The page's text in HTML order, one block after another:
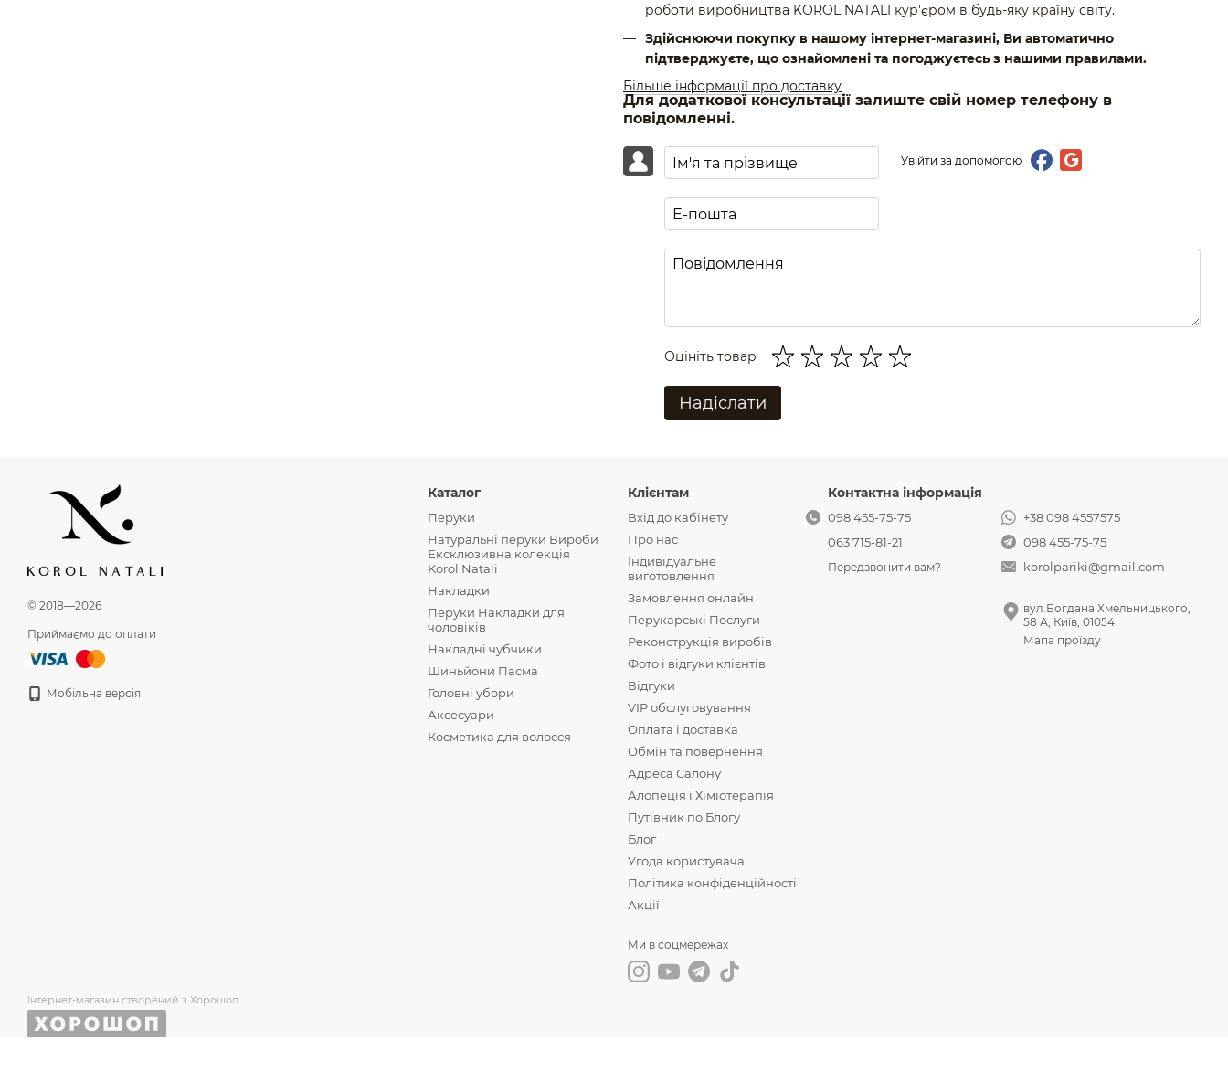
роботи виробництва KOROL NATALI кур'єром в будь-яку країну світу.
Здійснюючи покупку в нашому інтернет-магазині, Ви автоматично
підтверджуєте, що ознайомлені та погоджуєтесь з нашими правилами.
Більше інформації про доставку
Для додаткової консультації залиште свій номер телефону в
повідомленні.
Увійти за допомогою
Оцініть товар
Надіслати
© 2018—2026
Приймаємо до оплати
Мобільна версія
Інтернет-магазин створений з Хорошоп
Каталог
Перуки
Натуральні перуки Вироби
Ексклюзивна колекція
Korol Natali
Накладки
Перуки Накладки для
чоловіків
Накладні чубчики
Шиньйони Пасма
Головні убори
Аксесуари
Косметика для волосся
Клієнтам
Вхід до кабінету
Про нас
Індивідуальне
виготовлення
Замовлення онлайн
Перукарські Послуги
Реконструкція виробів
Фото і відгуки клієнтів
Відгуки
VIP обслуговування
Оплата і доставка
Обмін та повернення
Адреса Салону
Алопеція і Хіміотерапія
Путівник по Блогу
Блог
Угода користувача
Політика конфіденційності
Акції
Ми в соцмережах
Контактна інформація
098 455-75-75
063 715-81-21
Передзвонити вам?
+38 098 4557575
098 455-75-75
korolpariki@gmail.com
вул.Богдана Хмельницького,
58 А, Київ, 01054
Мапа проїзду